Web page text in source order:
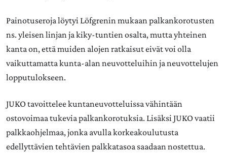
Painotuseroja löytyi Löfgrenin mukaan palkankorotusten
ns. yleisen linjan ja kiky-tuntien osalta, mutta yhteinen
kanta on, että muiden alojen ratkaisut eivät voi olla
vaikuttamatta kunta-alan neuvotteluihin ja neuvottelujen
lopputulokseen.
JUKO tavoittelee kuntaneuvotteluissa vähintään
ostovoimaa tukevia palkankorotuksia. Lisäksi JUKO vaatii
palkkaohjelmaa, jonka avulla korkeakoulutusta
edellyttävien tehtävien palkkatasoa saadaan nostettua.